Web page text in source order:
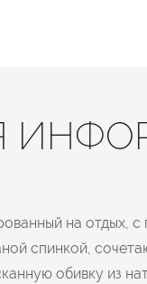
на отдых,
спинкой,
обивку из